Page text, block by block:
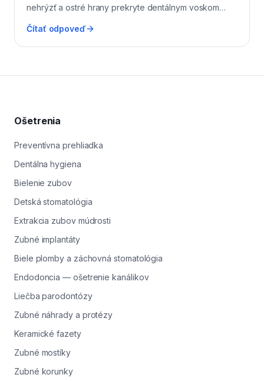
nehrýzť a ostré hrany prekryte dentálnym voskom
nepodráždili. Odlomený fragment, ak ho nájdete,
zuba, znamená to obnaženie drene a treba ošetrenie
Včasné riešenie chráni pred infekciou a stratou zuba.
Čítať odpoveď
Ošetrenia
Preventívna prehliadka
Dentálna hygiena
Bielenie zubov
Detská stomatológia
Extrakcia zubov múdrosti
Zubné implantáty
Biele plomby a záchovná stomatológia
Endodoncia — ošetrenie kanálikov
Liečba parodontózy
Zubné náhrady a protézy
Keramické fazety
Zubné mostíky
Zubné korunky